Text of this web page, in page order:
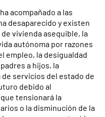
acompañado a las
desaparecido y existen
vivienda asequible, la
autónoma por razones
empleo, la desigualdad
a hijos, la
servicios del estado de
debido al
tensionará la
o la disminución de la